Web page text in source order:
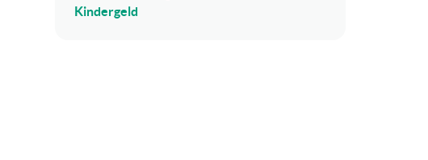
Kindergeld